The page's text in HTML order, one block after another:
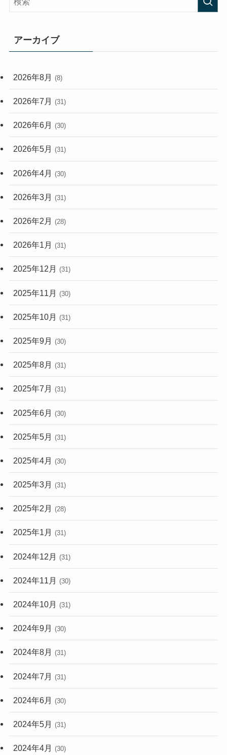
(33)
(248)
アーカイブ
2026年8月 (8)
2026年7月 (31)
2026年6月 (30)
2026年5月 (31)
2026年4月 (30)
2026年3月 (31)
2026年2月 (28)
2026年1月 (31)
2025年12月 (31)
2025年11月 (30)
2025年10月 (31)
2025年9月 (30)
2025年8月 (31)
2025年7月 (31)
2025年6月 (30)
2025年5月 (31)
2025年4月 (30)
2025年3月 (31)
2025年2月 (28)
2025年1月 (31)
2024年12月 (31)
2024年11月 (30)
2024年10月 (31)
2024年9月 (30)
2024年8月 (31)
2024年7月 (31)
2024年6月 (30)
2024年5月 (31)
2024年4月 (30)